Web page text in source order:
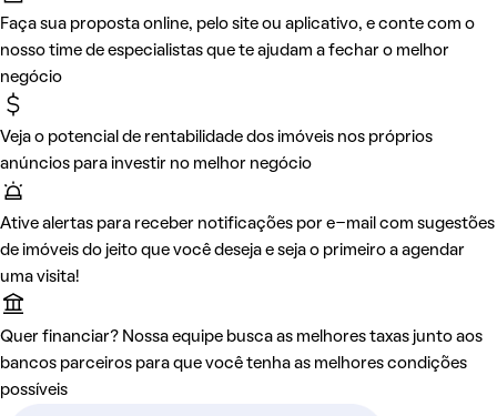
Faça sua proposta online, pelo site ou aplicativo, e conte com o
nosso time de especialistas que te ajudam a fechar o melhor
negócio
Veja o potencial de rentabilidade dos imóveis nos próprios
anúncios para investir no melhor negócio
Ative alertas para receber notificações por e-mail com sugestões
de imóveis do jeito que você deseja e seja o primeiro a agendar
uma visita!
Quer financiar? Nossa equipe busca as melhores taxas junto aos
bancos parceiros para que você tenha as melhores condições
possíveis